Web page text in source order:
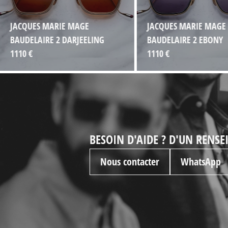
JACQUES MARIE MAGE
BAUDELAIRE 2 DARJEELING
1110 €
JACQUES MARIE MAGE
BAUDELAIRE 2 EBONY
1110 €
BESOIN D'AIDE ? D'UN
Nous contacter WhatsApp